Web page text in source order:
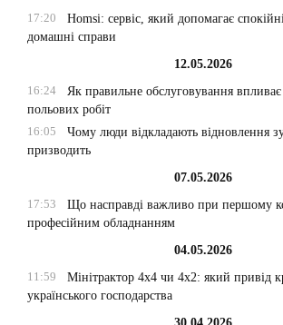
17:20
Homsi: сервіс, який допомагає
домашні справи
12.05.2026
16:24
Як правильне обслуговування впливає
польових робіт
16:05
Чому люди відкладають відновлення
призводить
07.05.2026
17:53
Що насправді важливо при першому
професійним обладнанням
04.05.2026
11:59
Мінітрактор 4х4 чи 4х2: який привід
українського господарства